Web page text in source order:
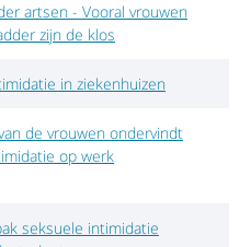
artsen - Vooral vrouwen
zijn de klos
in ziekenhuizen
de vrouwen ondervindt
op werk
seksuele intimidatie